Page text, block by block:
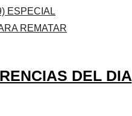
ESPECIAL
REMATAR
DEL DIA